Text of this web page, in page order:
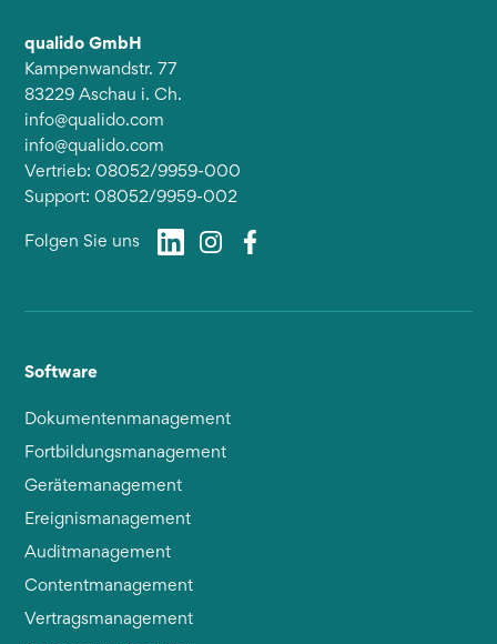
qualido GmbH
Kampenwandstr. 77
83229 Aschau i. Ch.
info@qualido.com
info@qualido.com
Vertrieb: 08052/9959-000
Support: 08052/9959-002
Folgen Sie uns
Software
Dokumentenmanagement
Fortbildungsmanagement
Gerätemanagement
Ereignismanagement
Auditmanagement
Contentmanagement
Vertragsmanagement